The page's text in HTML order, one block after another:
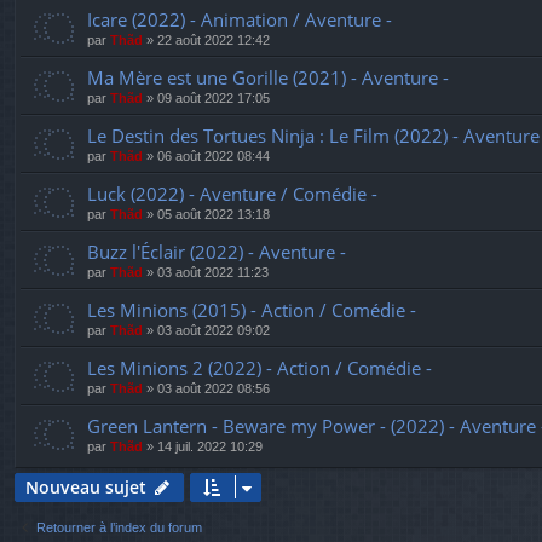
Icare (2022) - Animation / Aventure -
par Thãd » 22 août 2022 12:42
Ma Mère est une Gorille (2021) - Aventure -
par Thãd » 09 août 2022 17:05
Le Destin des Tortues Ninja : Le Film (2022) -
par Thãd » 06 août 2022 08:44
Luck (2022) - Aventure / Comédie -
par Thãd » 05 août 2022 13:18
Buzz l'Éclair (2022) - Aventure -
par Thãd » 03 août 2022 11:23
Les Minions (2015) - Action / Comédie -
par Thãd » 03 août 2022 09:02
Les Minions 2 (2022) - Action / Comédie -
par Thãd » 03 août 2022 08:56
Green Lantern - Beware my Power - (2022) - Aventure
par Thãd » 14 juil. 2022 10:29
Nouveau sujet
Retourner à l’index du forum